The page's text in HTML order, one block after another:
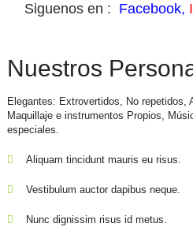
Siguenos en : Facebook,
Nuestros
Elegantes: Extrovertidos, No repetidos,
Maquillaje e instrumentos Propios,
especiales.
Aliquam tincidunt mauris eu risus.
Vestibulum auctor dapibus neque.
Nunc dignissim risus id metus.